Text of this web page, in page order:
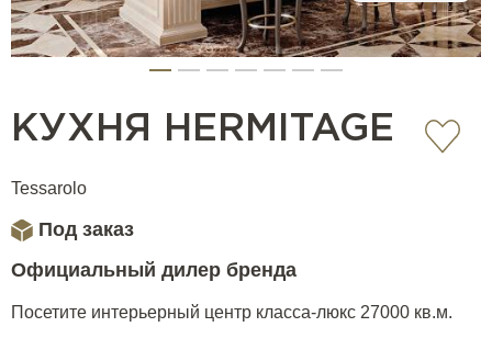
КУХНЯ HERMITAGE
Tessarolo
Под заказ
Официальный дилер бренда
Посетите интерьерный центр класса-люкс 27000 кв.м.